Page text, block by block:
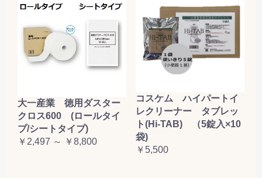
大一産業 徳用ダスター
クロス600 (ロールタイ
プ/シートタイプ)
￥2,497 ～ ￥8,800
コスケム ハイパートイ
レクリーナー タブレッ
ト(Hi-TAB) （5錠入×10
袋)
￥5,500